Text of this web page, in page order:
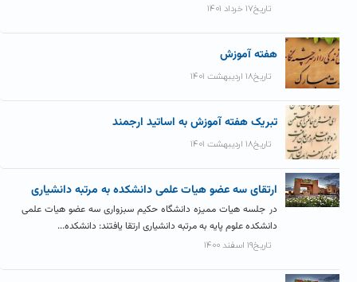
تاریخ۱۷ خرداد ۱۴۰۱
هفته آموزش
تاریخ۱۸ اردیبهشت ۱۴۰۱
تبریک هفته آموزش به اساتید ارجمند
تاریخ۱۸ اردیبهشت ۱۴۰۱
ارتقای سه عضو هیات علمی دانشکده به مرتبه دانشیاری
در جلسه هیات ممیزه دانشگاه حکیم سبزواری سه عضو هیات علمی
دانشکده علوم پایه به مرتبه دانشیاری ارتقا یافتند: دانشکده...
تاریخ۱۹ اسفند ۱۴۰۰